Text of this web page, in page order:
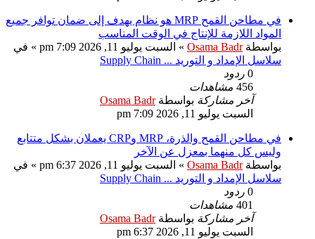
في مطاحن القمح MRP هو نظام يهدف إلى ضمان توافر جميع
المواد اللازمة للإنتاج في الوقت المناسب
بواسطةOsama Badr
» السبت يوليو 11, 2026 7:09 pm
» في
سلاسل الإمداد و التوريد ... Supply Chain
0 ردود
456 مشاهدات
آخر مشاركة بواسطةOsama Badr
السبت يوليو 11, 2026 7:09 pm
في مطاحن القمح والذرة، MRP وCRP يعملان بشكل متتابع
وليس كل منهما بمعزل عن الآخر
بواسطةOsama Badr
» السبت يوليو 11, 2026 6:37 pm
» في
سلاسل الإمداد و التوريد ... Supply Chain
0 ردود
401 مشاهدات
آخر مشاركة بواسطةOsama Badr
السبت يوليو 11, 2026 6:37 pm